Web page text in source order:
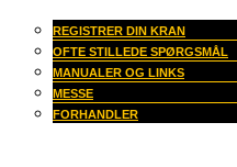
REGISTRER DIN KRAN
OFTE STILLEDE SPØRGSMÅL
MANUALER OG LINKS
MESSE
FORHANDLER